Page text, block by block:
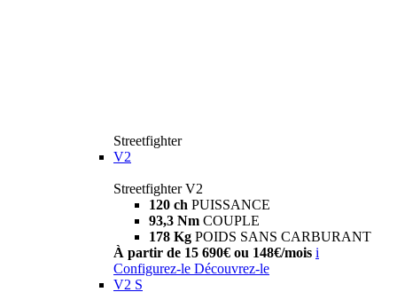
Streetfighter
V2
Streetfighter V2
120 ch PUISSANCE
93,3 Nm COUPLE
178 Kg POIDS SANS CARBURANT
À partir de 15 690€ ou 148€/mois i
Configurez-le Découvrez-le
V2 S